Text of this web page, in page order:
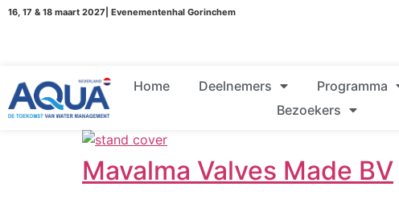
16, 17 & 18 maart 2027| Evenementenhal Gorinchem
Home Deelnemers Programma
Bezoekers
Mavalma Valves Made BV